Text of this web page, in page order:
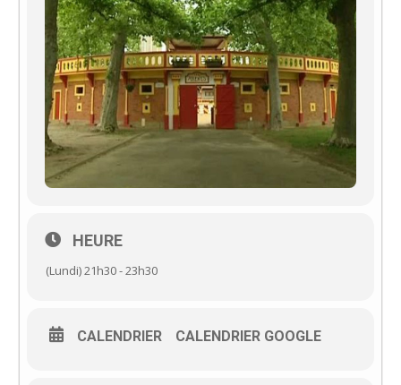
HEURE
(Lundi) 21h30 - 23h30
CALENDRIER CALENDRIER GOOGLE